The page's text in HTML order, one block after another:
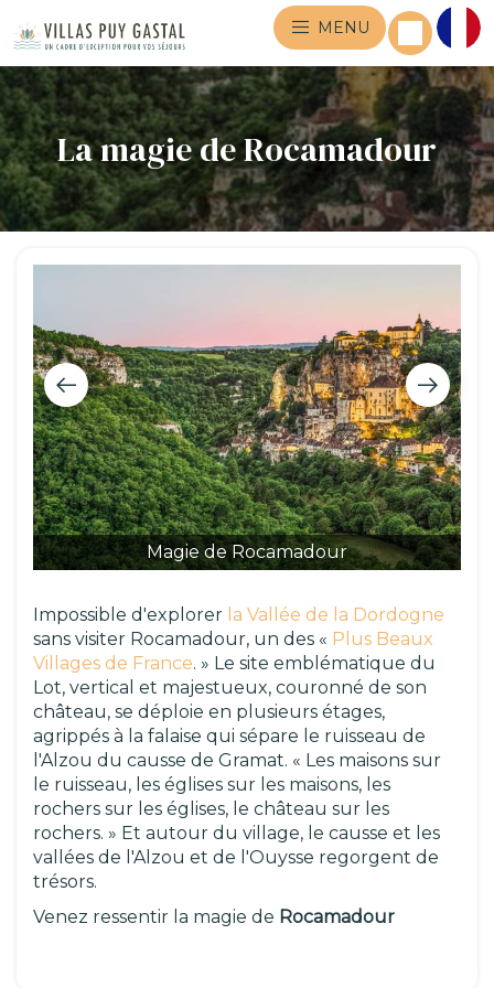
MENU
La magie de Rocamadour
Magie de Rocamadour
Impossible d'explorer la Vallée de la Dordogne
sans visiter Rocamadour, un des « Plus Beaux
Villages de France. » Le site emblématique du
Lot, vertical et majestueux, couronné de son
château, se déploie en plusieurs étages,
agrippés à la falaise qui sépare le ruisseau de
l'Alzou du causse de Gramat. « Les maisons sur
le ruisseau, les églises sur les maisons, les
rochers sur les églises, le château sur les
rochers. » Et autour du village, le causse et les
vallées de l'Alzou et de l'Ouysse regorgent de
trésors.
Venez ressentir la magie de Rocamadour